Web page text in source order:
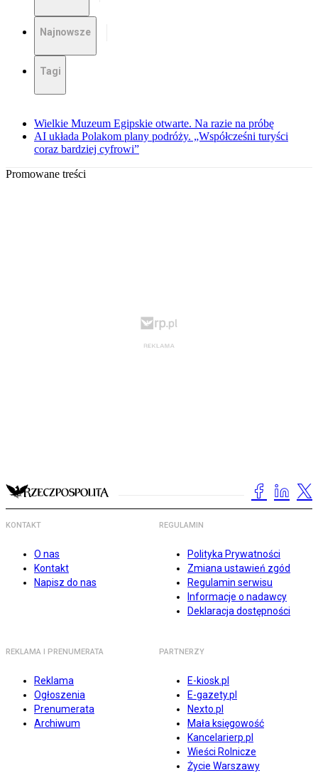
Najnowsze
Tagi
Wielkie Muzeum Egipskie otwarte. Na razie na próbę
AI układa Polakom plany podróży. „Współcześni turyści
coraz bardziej cyfrowi”
Promowane treści
KONTAKT
O nas
Kontakt
Napisz do nas
REGULAMIN
Polityka Prywatności
Zmiana ustawień zgód
Regulamin serwisu
Informacje o nadawcy
Deklaracja dostępności
REKLAMA I PRENUMERATA
Reklama
Ogłoszenia
Prenumerata
Archiwum
PARTNERZY
E-kiosk.pl
E-gazety.pl
Nexto.pl
Mała księgowość
Kancelarierp.pl
Wieści Rolnicze
Życie Warszawy